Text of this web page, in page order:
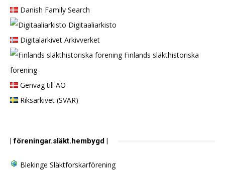
Danish Family Search
Digitaaliarkisto
Digitalarkivet Arkivverket
Finlands släkthistoriska
förening
Genväg till AO
Riksarkivet (SVAR)
| föreningar.släkt.hembygd |
Blekinge Släktforskarförening